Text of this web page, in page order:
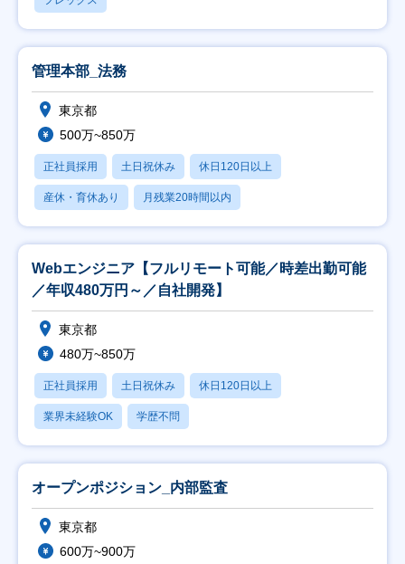
管理本部_法務
東京都
500万~850万
正社員採用 土日祝休み 休日120日以上
産休・育休あり 月残業20時間以内
Webエンジニア【フルリモート可能／時差出勤可能
／年収480万円～／自社開発】
東京都
480万~850万
正社員採用 土日祝休み 休日120日以上
業界未経験OK 学歴不問
オープンポジション_内部監査
東京都
600万~900万